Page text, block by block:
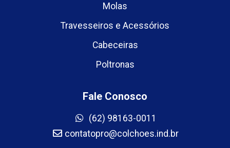
Molas
Travesseiros e Acessórios
Cabeceiras
Poltronas
Fale Conosco
(62) 98163-0011
contatopro@colchoes.ind.br